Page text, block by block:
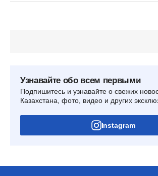
Узнавайте обо всем первыми
Подпишитесь и узнавайте о свежих
Казахстана, фото, видео и других
Instagram